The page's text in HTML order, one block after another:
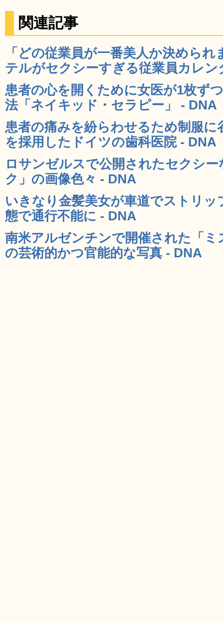
関連記事
「どの従業員が一番美人か決めら
テルがセクシーすぎる従業員カレン
患者の心を開くために女医が1枚ず
法「ネイキッド・セラピー」 - DNA
患者の痛みを紛らわせるため制服に
を採用したドイツの歯科医院 - DNA
ロサンゼルスで公開されたセクシ
ク」の画像色々 - DNA
いきなり金髪美女が車道でストリッ
態で通行不能に - DNA
南米アルゼンチンで開催された「ミ
の芸術的かつ官能的な写真 - DNA